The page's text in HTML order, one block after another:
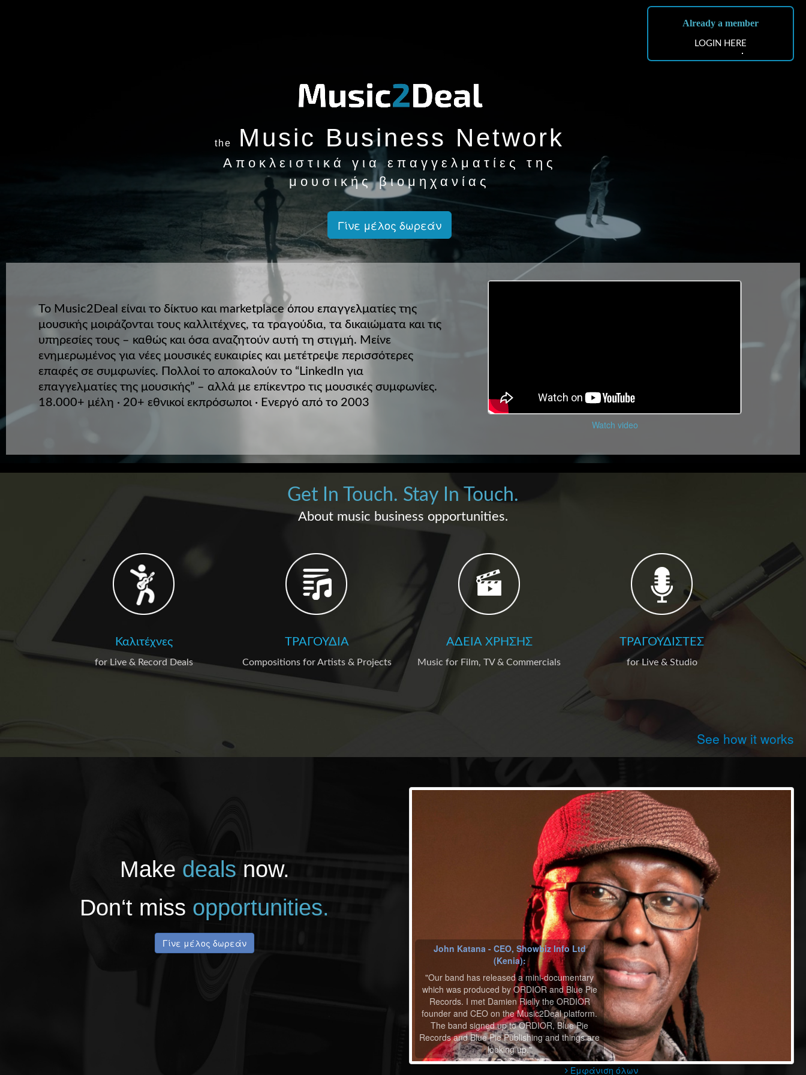
Already a member
LOGIN HERE
the Music Business Network
Αποκλειστικά για επαγγελματίες της
μουσικής βιομηχανίας
Γίνε μέλος δωρεάν
Το Music2Deal είναι το δίκτυο και marketplace όπου επαγγελματίες της
μουσικής μοιράζονται τους καλλιτέχνες, τα τραγούδια, τα δικαιώματα και τις
υπηρεσίες τους – καθώς και όσα αναζητούν αυτή τη στιγμή. Μείνε
ενημερωμένος για νέες μουσικές ευκαιρίες και μετέτρεψε περισσότερες
επαφές σε συμφωνίες. Πολλοί το αποκαλούν το “LinkedIn για
επαγγελματίες της μουσικής” – αλλά με επίκεντρο τις μουσικές συμφωνίες.
18.000+ μέλη · 20+ εθνικοί εκπρόσωποι · Ενεργό από το 2003
Watch video
Get In Touch. Stay In Touch.
About music business opportunities.
Καλιτέχνες
for Live & Record Deals
ΤΡΑΓΟΎΔΙΑ
Compositions for Artists & Projects
ΆΔΕΙΑ ΧΡΉΣΗΣ
Music for Film, TV & Commercials
ΤΡΑΓΟΥΔΙΣΤΈΣ
for Live & Studio
See how it works
Make deals now.
Don‘t miss opportunities.
Γίνε μέλος δωρεάν
John Katana - CEO, Showbiz Info Ltd
(Kenia):
"Our band has released a mini-documentary
which was produced by ORDIOR and Blue Pie
Records. I met Damien Rielly the ORDIOR
founder and CEO on the Music2Deal platform.
The band signed up to ORDIOR, Blue Pie
Records and Blue Pie Publishing and things are
looking up."
Εμφάνιση όλων